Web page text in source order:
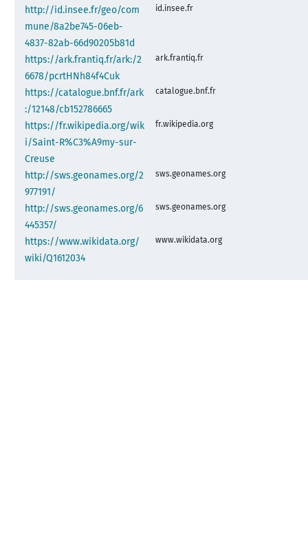
http://id.insee.fr/geo/com
mune/8a2be745-06eb-
4837-82ab-66d90205b81d
id.insee.fr
https://ark.frantiq.fr/ark:/2
6678/pcrtHNh84f4Cuk
ark.frantiq.fr
https://catalogue.bnf.fr/ark
:/12148/cb152786665
catalogue.bnf.fr
https://fr.wikipedia.org/wik
i/Saint-R%C3%A9my-sur-
Creuse
fr.wikipedia.org
http://sws.geonames.org/2
977191/
sws.geonames.org
http://sws.geonames.org/6
445357/
sws.geonames.org
https://www.wikidata.org/
wiki/Q1612034
www.wikidata.org